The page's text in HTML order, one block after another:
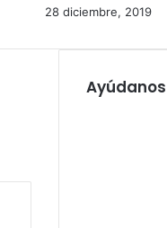
28 diciembre, 2019
Ayúdanos